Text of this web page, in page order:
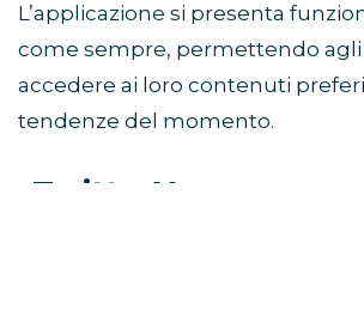
L’applicazione si presenta
come sempre, permettendo
accedere ai loro contenuti
tendenze del momento.
TwitterX: un nuovo